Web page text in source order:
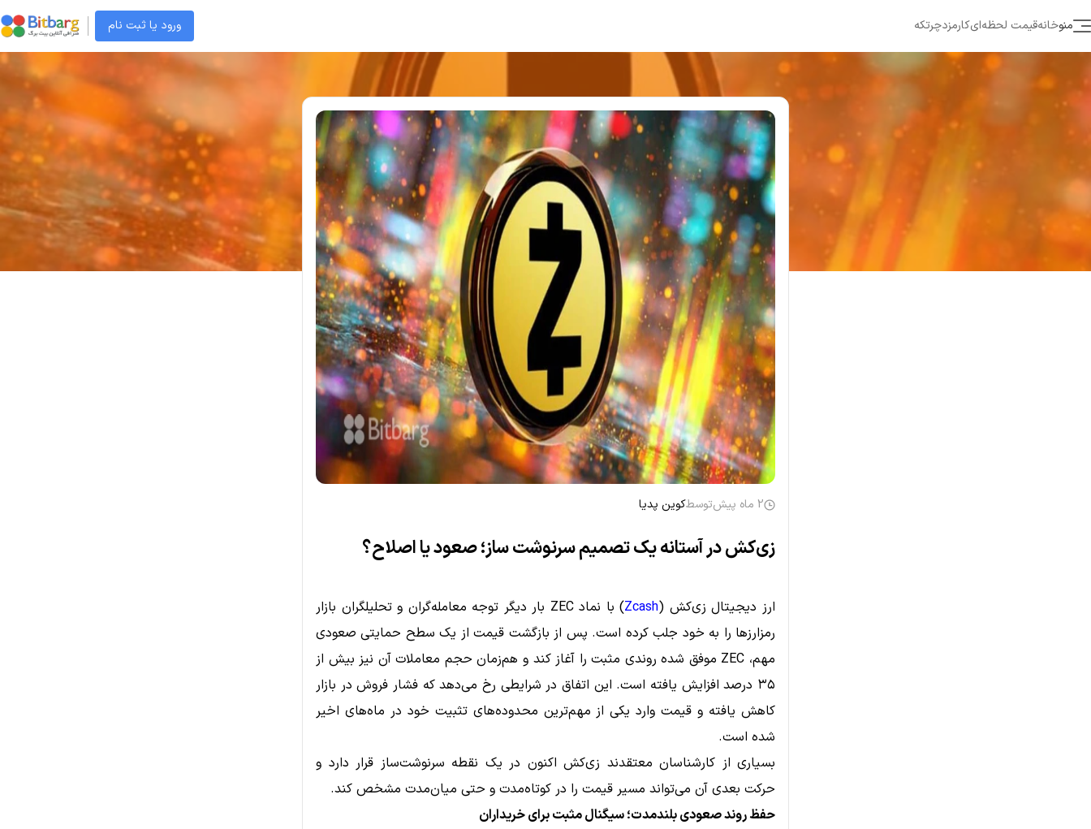
ورود یا ثبت نام چرتکهکارمزدقیمت لحظه‌ایخانهمنو
2 ماه پیش توسطکوین پدیا
زی‌کش در آستانه یک تصمیم سرنوشت‌ ساز؛ صعود یا اصلاح؟
ارز دیجیتال زی‌کش (Zcash
) با نماد ZEC بار دیگر توجه معامله‌گران و تحلیلگران بازار
رمزارزها را به خود جلب کرده است. پس از بازگشت قیمت از یک سطح حمایتی صعودی
مهم، ZEC موفق شده روندی مثبت را آغاز کند و هم‌زمان حجم معاملات آن نیز بیش از
۳۵ درصد افزایش یافته است. این اتفاق در شرایطی رخ می‌دهد که فشار فروش در بازار
کاهش یافته و قیمت وارد یکی از مهم‌ترین محدوده‌های تثبیت خود در ماه‌های اخیر
شده است.
بسیاری از کارشناسان معتقدند زی‌کش اکنون در یک نقطه سرنوشت‌ساز قرار دارد و
حرکت بعدی آن می‌تواند مسیر قیمت را در کوتاه‌مدت و حتی میان‌مدت مشخص کند.
حفظ روند صعودی بلندمدت؛ سیگنال مثبت برای خریداران